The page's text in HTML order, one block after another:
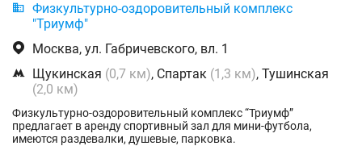

Физкультурно-оздоровительный комплекс
"Триумф"
 Москва, ул. Габричевского, вл. 1
 Щукинская (0,7 км), Спартак (1,3 км), Тушинская
(2,0 км)
Физкультурно-оздоровительный комплекс “Триумф”
предлагает в аренду спортивный зал для мини-футбола,
имеются раздевалки, душевые, парковка.